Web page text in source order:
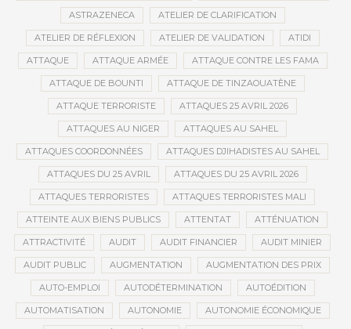
ASTRAZENECA ATELIER DE CLARIFICATION
ATELIER DE RÉFLEXION ATELIER DE VALIDATION ATIDI
ATTAQUE ATTAQUE ARMÉE ATTAQUE CONTRE LES FAMA
ATTAQUE DE BOUNTI ATTAQUE DE TINZAOUATÈNE
ATTAQUE TERRORISTE ATTAQUES 25 AVRIL 2026
ATTAQUES AU NIGER ATTAQUES AU SAHEL
ATTAQUES COORDONNÉES ATTAQUES DJIHADISTES AU SAHEL
ATTAQUES DU 25 AVRIL ATTAQUES DU 25 AVRIL 2026
ATTAQUES TERRORISTES ATTAQUES TERRORISTES MALI
ATTEINTE AUX BIENS PUBLICS ATTENTAT ATTÉNUATION
ATTRACTIVITÉ AUDIT AUDIT FINANCIER AUDIT MINIER
AUDIT PUBLIC AUGMENTATION AUGMENTATION DES PRIX
AUTO-EMPLOI AUTODÉTERMINATION AUTOÉDITION
AUTOMATISATION AUTONOMIE AUTONOMIE ÉCONOMIQUE